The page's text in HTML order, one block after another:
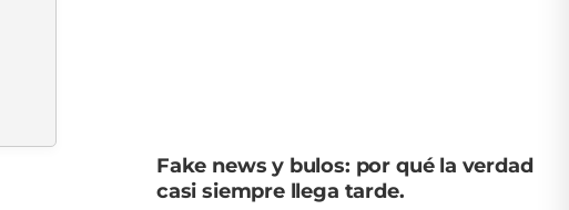
Fake news y bulos: por qué la verdad
casi siempre llega tarde.